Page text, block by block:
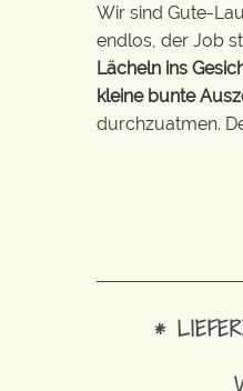
Wir sind Gute-
endlos, der Job
Lächeln ins
kleine bunte
durchzuatmen.
*